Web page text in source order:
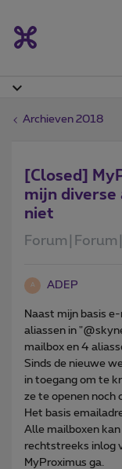
Archieven 2018
[Closed]
mijn
niet
A ADEP
Naast mijn basis
aliassen in
mailbox en 4
Sinds de nieuwe
in toegang om te
ze te openen noch
Het basis
Alle mailboxen
rechtstreeks inlog
MyProximus ga.